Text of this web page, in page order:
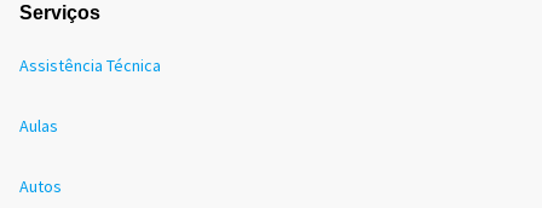
Serviços
Assistência Técnica
Aulas
Autos